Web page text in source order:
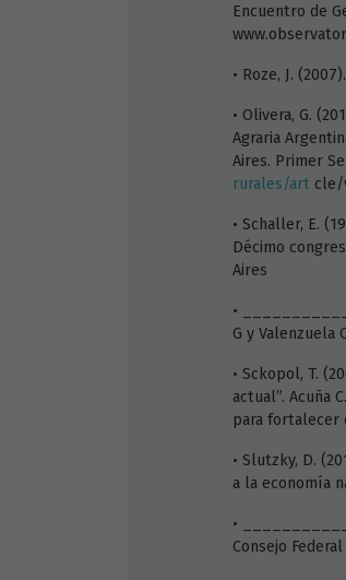
Encuentro de
• Roze, J.
• Olivera, G.
Agraria
Aires. Primer
rurales/art cle/
• Schaller, E.
Décimo
Aires
•
G y Valenzuela
• Sckopol, T.
actual”. Acuña
para fortalecer
• Slutzky, D.
a la economía
•
Consejo